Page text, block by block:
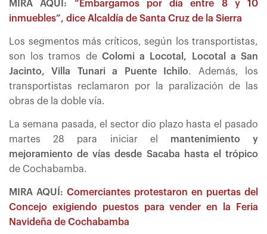
MIRA AQUÍ: “Embargamos por día entre 8 y 10
inmuebles”, dice Alcaldía de Santa Cruz de la Sierra
Los segmentos más críticos, según los transportistas,
son los tramos de Colomi a Locotal, Locotal a San
Jacinto, Villa Tunari a Puente Ichilo. Además, los
transportistas reclamaron por la paralización de las
obras de la doble vía.
La semana pasada, el sector dio plazo hasta el pasado
martes 28 para iniciar el
mantenimiento y
mejoramiento de vías desde Sacaba hasta el trópico
de Cochabamba.
MIRA AQUÍ: Comerciantes protestaron en puertas del
Concejo exigiendo puestos para vender en la Feria
Navideña de Cochabamba